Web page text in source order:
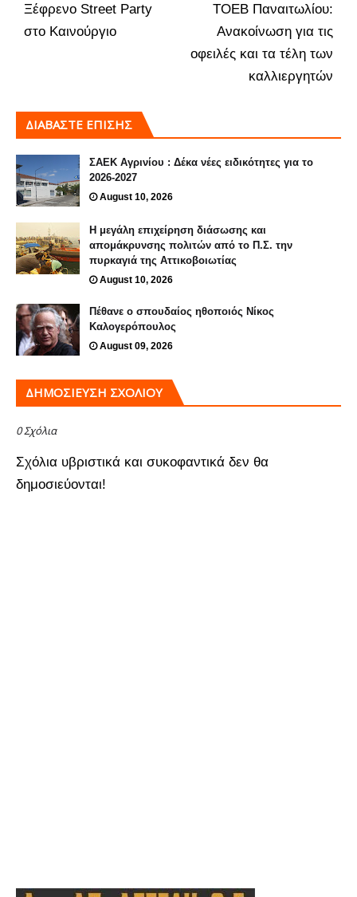
ΤΟΕΒ Παναιτωλίου:
Ανακοίνωση για τις
οφειλές και τα τέλη των
καλλιεργητών
Ξέφρενο Street Party
στο Καινούργιο
ΔΙΑΒΑΣΤΕ ΕΠΙΣΗΣ
ΣΑΕΚ Αγρινίου : Δέκα νέες ειδικότητες για το
2026-2027
August 10, 2026
Η μεγάλη επιχείρηση διάσωσης και
απομάκρυνσης πολιτών από το Π.Σ. την
πυρκαγιά της Αττικοβοιωτίας
August 10, 2026
Πέθανε ο σπουδαίος ηθοποιός Νίκος
Καλογερόπουλος
August 09, 2026
ΔΗΜΟΣΊΕΥΣΗ ΣΧΟΛΊΟΥ
0 Σχόλια
Σχόλια υβριστικά και συκοφαντικά δεν θα
δημοσιεύονται!